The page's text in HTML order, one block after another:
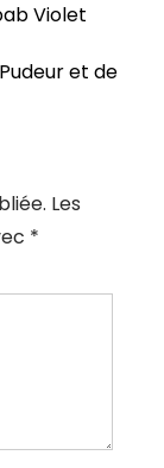
Violet
et de
Les
*